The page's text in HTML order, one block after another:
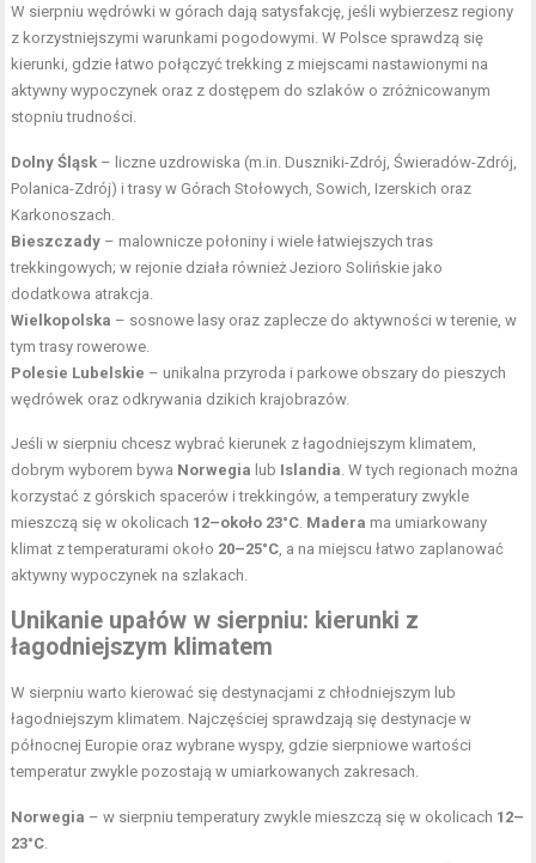
W sierpniu wędrówki w górach dają satysfakcję, jeśli wybierzesz regiony
z korzystniejszymi warunkami pogodowymi. W Polsce sprawdzą się
kierunki, gdzie łatwo połączyć trekking z miejscami nastawionymi na
aktywny wypoczynek oraz z dostępem do szlaków o zróżnicowanym
stopniu trudności.
Dolny Śląsk – liczne uzdrowiska (m.in. Duszniki-Zdrój, Świeradów-Zdrój,
Polanica-Zdrój) i trasy w Górach Stołowych, Sowich, Izerskich oraz
Karkonoszach.
Bieszczady – malownicze połoniny i wiele łatwiejszych tras
trekkingowych; w rejonie działa również Jezioro Solińskie jako
dodatkowa atrakcja.
Wielkopolska – sosnowe lasy oraz zaplecze do aktywności w terenie, w
tym trasy rowerowe.
Polesie Lubelskie – unikalna przyroda i parkowe obszary do pieszych
wędrówek oraz odkrywania dzikich krajobrazów.
Jeśli w sierpniu chcesz wybrać kierunek z łagodniejszym klimatem,
dobrym wyborem bywa Norwegia lub Islandia . W tych regionach można
korzystać z górskich spacerów i trekkingów, a temperatury zwykle
mieszczą się w okolicach 12–około 23°C Madera ma umiarkowany
klimat z temperaturami około 20–25°C , a na miejscu łatwo zaplanować
aktywny wypoczynek na szlakach.
Unikanie upałów w sierpniu: kierunki z
łagodniejszym klimatem
W sierpniu warto kierować się destynacjami z chłodniejszym lub
łagodniejszym klimatem. Najczęściej sprawdzają się destynacje w
północnej Europie oraz wybrane wyspy, gdzie sierpniowe wartości
temperatur zwykle pozostają w umiarkowanych zakresach.
Norwegia – w sierpniu temperatury zwykle mieszczą się w okolicach 12–
23°C